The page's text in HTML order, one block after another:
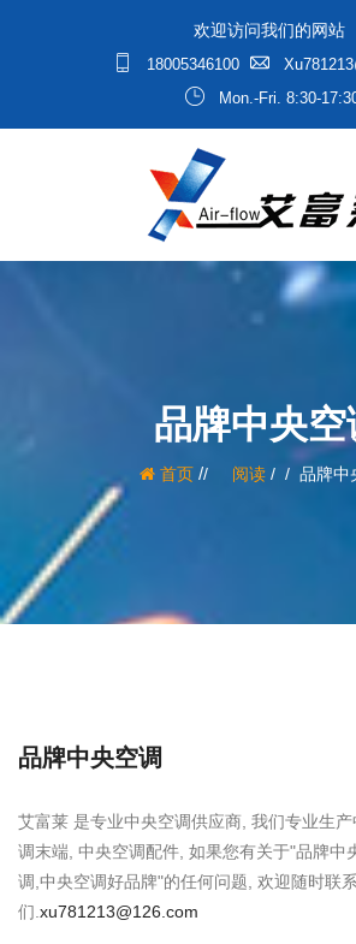
欢迎访问我们的网站
18005346100
Mon.-Fri. 8:30-
品牌中央空
首页/ 阅读/ 品牌中
品牌中央空调
艾富莱 是专业中央空调供应商, 我们专业生
调末端, 中央空调配件, 如果您有关于"品牌中
调,中央空调好品牌"的任何问题, 欢迎随时联
们. xu781213@126.com